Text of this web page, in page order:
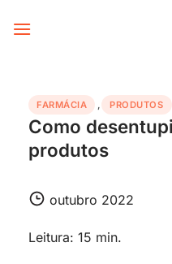
FARMÁCIA , PRODUTOS
Como
produtos
outubro 2022
Leitura: 15 min.